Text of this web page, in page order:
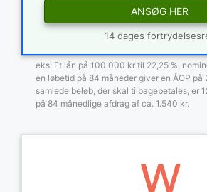
ANSØG HER
14 dages
eks: Et lån på 100.000 kr til 22,25 %,
en løbetid på 84 måneder giver en ÅOP på
samlede beløb, der skal tilbagebetales, er
på 84 månedlige afdrag af ca. 1.540 kr.